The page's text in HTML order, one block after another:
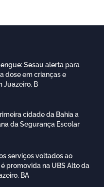
Sesau alerta para
dose em crianças e
Juazeiro, B
cidade da Bahia a
da Segurança Escolar
serviços voltados ao
promovida na UBS Alto da
BA